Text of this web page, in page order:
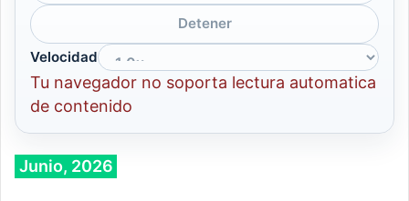
Detener
Velocidad
Tu navegador no soporta lectura automatica
de contenido
Junio, 2026